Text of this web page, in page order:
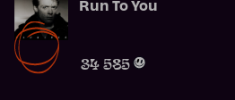
Run To You
34 585